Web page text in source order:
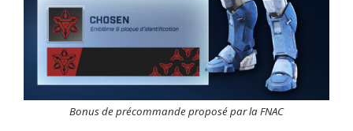
Bonus de précommande proposé par la FNAC